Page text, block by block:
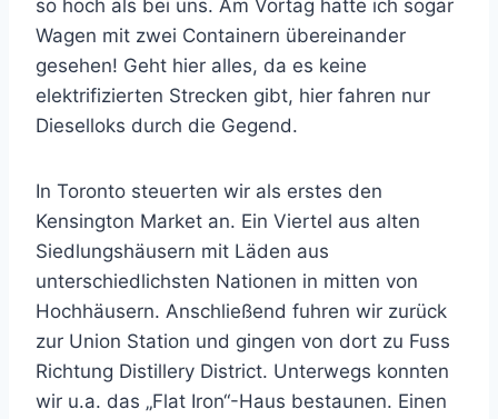
so hoch als bei uns. Am Vortag hatte ich sogar
Wagen mit zwei Containern übereinander
gesehen! Geht hier alles, da es keine
elektrifizierten Strecken gibt, hier fahren nur
Dieselloks durch die Gegend.
In Toronto steuerten wir als erstes den
Kensington Market an. Ein Viertel aus alten
Siedlungshäusern mit Läden aus
unterschiedlichsten Nationen in mitten von
Hochhäusern. Anschließend fuhren wir zurück
zur Union Station und gingen von dort zu Fuss
Richtung Distillery District. Unterwegs konnten
wir u.a. das „Flat Iron“-Haus bestaunen. Einen